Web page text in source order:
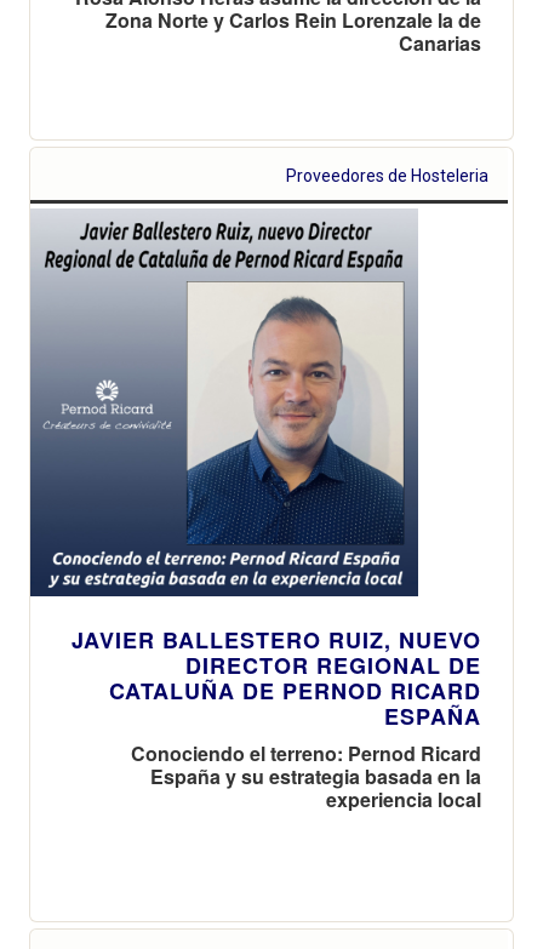
Zona Norte y Carlos Rein Lorenzale la de
Canarias
Proveedores de Hosteleria
JAVIER BALLESTERO RUIZ, NUEVO
DIRECTOR REGIONAL DE
CATALUÑA DE PERNOD RICARD
ESPAÑA
Conociendo el terreno: Pernod Ricard
España y su estrategia basada en la
experiencia local